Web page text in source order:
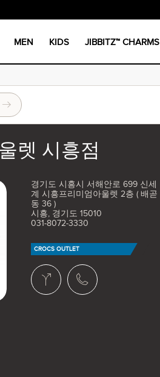
MEN KIDS JIBBITZ™ CHARMS
렛 시흥점
경기도 시흥시 서해안로 699 신세
계 시흥프리미엄아울렛 2층 ( 배곧
동 36 )
시흥, 경기도 15010
031-8072-3330
CROCS OUTLET